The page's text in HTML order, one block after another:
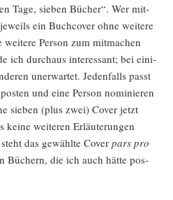
Tage, sie­ben Bücher“. Wer mit­
ein Buch­co­ver ohne wei­te­re
Per­son zum mit­ma­chen
ich durch­aus inter­es­sant; bei eini­
uner­war­tet. Jeden­falls passt
und eine Per­son nomi­nie­ren
sie­ben (plus zwei) Cover jetzt
kei­ne wei­te­ren Erläu­te­run­gen
das gewähl­te Cover pars pro
Büchern, die ich auch hät­te pos­